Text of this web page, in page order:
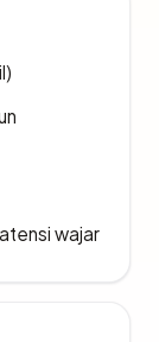
wajar